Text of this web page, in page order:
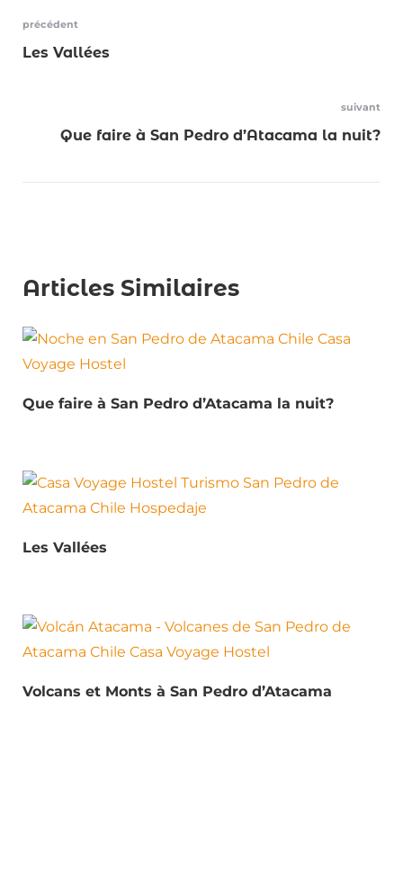
Navigation
précédent
Les Vallées
suivant
Que faire à San Pedro d’Atacama la nuit?
Articles Similaires
Que faire à San Pedro d’Atacama la nuit?
Les Vallées
Volcans et Monts à San Pedro d’Atacama